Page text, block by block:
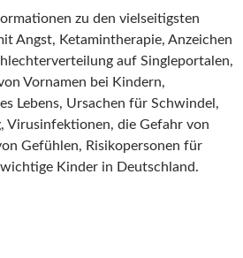
zu den vielseitigsten
Angst, Ketamintherapie, Anzeichen
auf Singleportalen,
Vornamen bei Kindern,
Lebens, Ursachen für Schwindel,
Virusinfektionen, die Gefahr von
Gefühlen, Risikopersonen für
Kinder in Deutschland.
365 Fragen zu Körper & Geist